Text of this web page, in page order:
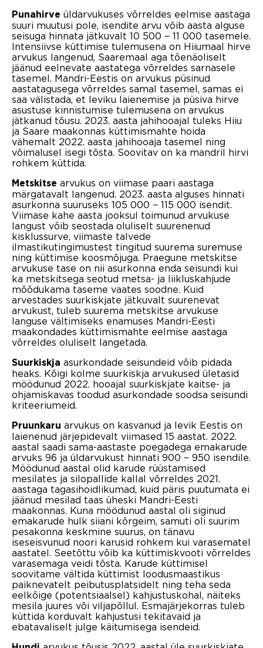
Punahirve üldarvukuses võrreldes eelmise aastaga
suuri muutusi pole, isendite arvu võib aasta alguse
seisuga hinnata jätkuvalt 10 500 − 11 000 tasemele.
Intensiivse küttimise tulemusena on Hiiumaal hirve
arvukus langenud, Saaremaal aga tõenäoliselt
jäänud eelnevate aastatega võrreldes sarnasele
tasemel. Mandri-Eestis on arvukus püsinud
aastatagusega võrreldes samal tasemel, samas ei
saa välistada, et leviku laienemise ja püsiva hirve
asustuse kinnistumise tulemusena on arvukus
jätkanud tõusu. 2023. aasta jahihooajal tuleks Hiiu
ja Saare maakonnas küttimismahte hoida
vähemalt 2022. aasta jahihooaja tasemel ning
võimalusel isegi tõsta. Soovitav on ka mandril hirvi
rohkem küttida.
Metskitse arvukus on viimase paari aastaga
märgatavalt langenud. 2023. aasta alguses hinnati
asurkonna suuruseks 105 000 − 115 000 isendit.
Viimase kahe aasta jooksul toimunud arvukuse
langust võib seostada oluliselt suurenenud
kisklussurve, viimaste talvede
ilmastikutingimustest tingitud suurema suremuse
ning küttimise koosmõjuga. Praegune metskitse
arvukuse tase on nii asurkonna enda seisundi kui
ka metskitsega seotud metsa- ja liikluskahjude
mõõdukama taseme vaates soodne. Kuid
arvestades suurkiskjate jätkuvalt suurenevat
arvukust, tuleb suurema metskitse arvukuse
languse vältimiseks enamuses Mandri-Eesti
maakondades küttimismahte eelmise aastaga
võrreldes oluliselt langetada.
Suurkiskja asurkondade seisundeid võib pidada
heaks. Kõigi kolme suurkiskja arvukused ületasid
möödunud 2022. hooajal suurkiskjate kaitse- ja
ohjamiskavas toodud asurkondade soodsa seisundi
kriteeriumeid.
Pruunkaru arvukus on kasvanud ja levik Eestis on
laienenud järjepidevalt viimased 15 aastat. 2022.
aastal saadi sama-aastaste poegadega emakarude
arvuks 96 ja üldarvukust hinnati 900 − 950 isendile.
Möödunud aastal olid karude rüüstamised
mesilates ja silopallide kallal võrreldes 2021.
aastaga tagasihoidlikumad, kuid päris puutumata ei
jäänud mesilad taas üheski Mandri-Eesti
maakonnas. Kuna möödunud aastal oli siginud
emakarude hulk siiani kõrgeim, samuti oli suurim
pesakonna keskmine suurus, on tänavu
iseseisvunud noori karusid rohkem kui varasematel
aastatel. Seetõttu võib ka küttimiskvooti võrreldes
varasemaga veidi tõsta. Karude küttimisel
soovitame vältida küttimist loodusmaastikus
paiknevatelt peibutusplatsidelt ning teha seda
eelkõige (potentsiaalsel) kahjustuskohal, näiteks
mesila juures või viljapõllul. Esmajärjekorras tuleb
küttida korduvalt kahjustusi tekitavaid ja
ebatavaliselt julge käitumisega isendeid.